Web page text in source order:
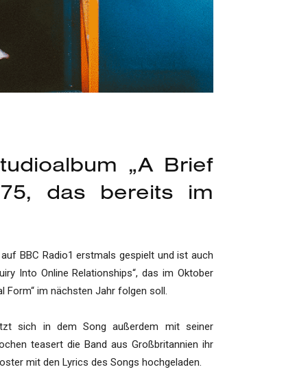
„A Brief
das bereits im
BBC Radio1 erstmals gespielt und ist auch
Into Online Relationships“, das im Oktober
Form“ im nächsten Jahr folgen soll.
sich in dem Song außerdem mit seiner
teasert die Band aus Großbritannien ihr
mit den Lyrics des Songs hochgeladen.